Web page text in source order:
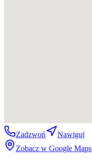
Zadzwoń
Nawiguj
Zobacz w Google Maps